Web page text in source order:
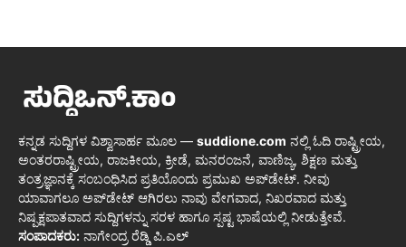
ಕನ್ನಡ ಸುದ್ದಿಗಳ ವಿಶ್ವಾಸಾರ್ಹ ಮೂಲ — suddione.com ನಲ್ಲಿ ಓದಿ ರಾಷ್ಟ್ರೀಯ,
ಅಂತರರಾಷ್ಟ್ರೀಯ, ರಾಜಕೀಯ, ಕ್ರೀಡೆ, ಮನರಂಜನೆ, ವಾಣಿಜ್ಯ, ಶಿಕ್ಷಣ ಮತ್ತು
ತಂತ್ರಜ್ಞಾನಕ್ಕೆ ಸಂಬಂಧಿಸಿದ ಪ್ರತಿಯೊಂದು ಪ್ರಮುಖ ಅಪ್‌ಡೇಟ್. ನೀವು
ಯಾವಾಗಲೂ ಅಪ್‌ಡೇಟ್ ಆಗಿರಲು ನಾವು ವೇಗವಾದ, ನಿಖರವಾದ ಮತ್ತು
ನಿಷ್ಪಕ್ಷಪಾತವಾದ ಸುದ್ದಿಗಳನ್ನು ಸರಳ ಹಾಗೂ ಸ್ಪಷ್ಟ ಭಾಷೆಯಲ್ಲಿ ನೀಡುತ್ತೇವೆ.
ಸಂಪಾದಕರು: ನಾಗೇಂದ್ರ ರೆಡ್ಡಿ ಪಿ.ಎಲ್